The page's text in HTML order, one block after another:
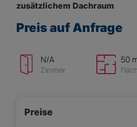
zusätzlichem Dachraum
Preis auf Anfrage
N/A
Zimmer
50
Preise